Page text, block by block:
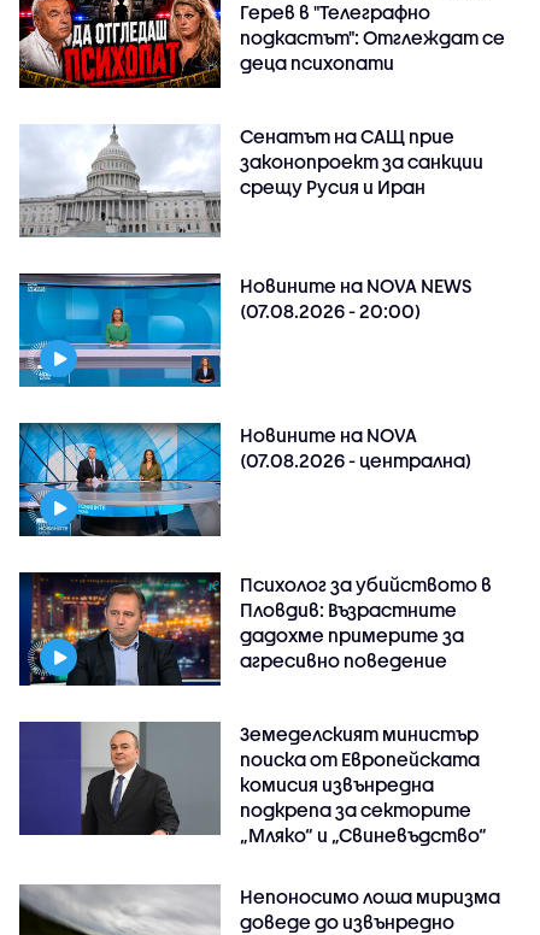
Герев в "Телеграфно
подкастът": Отглеждат се
деца психопати
Сенатът на САЩ прие
законопроект за санкции
срещу Русия и Иран
Новините на NOVA NEWS
(07.08.2026 - 20:00)
Новините на NOVA
(07.08.2026 - централна)
Психолог за убийството в
Пловдив: Възрастните
дадохме примерите за
агресивно поведение
Земеделският министър
поиска от Европейската
комисия извънредна
подкрепа за секторите
„Мляко“ и „Свиневъдство“
Непоносимо лоша миризма
доведе до извънредно